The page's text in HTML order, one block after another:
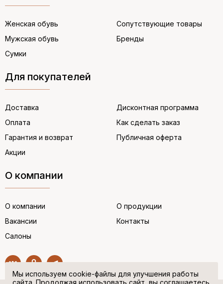
Женская обувь
Мужская обувь
Сумки
Сопутствующие товары
Бренды
Для покупателей
Доставка
Оплата
Гарантия и возврат
Акции
Дисконтная программа
Как сделать заказ
Публичная оферта
О компании
О компании
Вакансии
Салоны
О продукции
Контакты
Мы используем cookie-файлы для улучшения работы
сайта. Продолжая использовать сайт, вы соглашаетесь